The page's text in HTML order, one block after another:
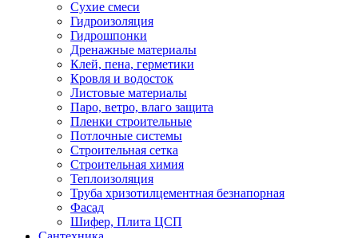
Сухие смеси
Гидроизоляция
Гидрошпонки
Дренажные материалы
Клей, пена, герметики
Кровля и водосток
Листовые материалы
Паро, ветро, влаго защита
Пленки строительные
Потлочные системы
Строительная сетка
Строительная химия
Теплоизоляция
Труба хризотилцементная безнапорная
Фасад
Шифер, Плита ЦСП